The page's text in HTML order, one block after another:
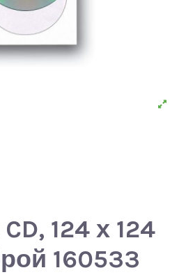
124 х 124
160533